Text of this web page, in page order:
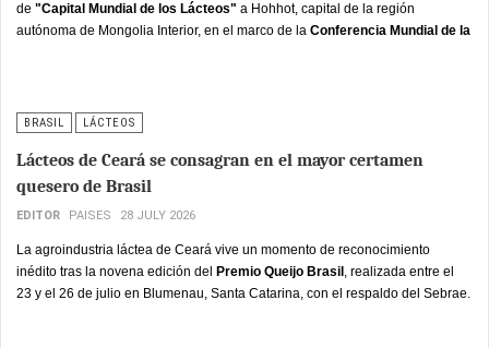
de "Capital Mundial de los Lácteos" a Hohhot, capital de la región
autónoma de Mongolia Interior, en el marco de la Conferencia Mundial de la
BRASIL LÁCTEOS
Lácteos de Ceará se consagran en el mayor certamen
quesero de Brasil
EDITOR PAISES 28 JULY 2026
La agroindustria láctea de Ceará vive un momento de reconocimiento
inédito tras la novena edición del
Premio Queijo Brasil , realizada entre el
23 y el 26 de julio en Blumenau, Santa Catarina, con el respaldo del Sebrae.